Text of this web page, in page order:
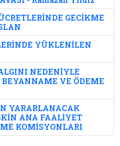
GECİKME
YÜKLENİLEN
NEDENİYLE
VE ÖDEME
YARARLANACAK
ANA FAALİYET
KOMİSYONLARI